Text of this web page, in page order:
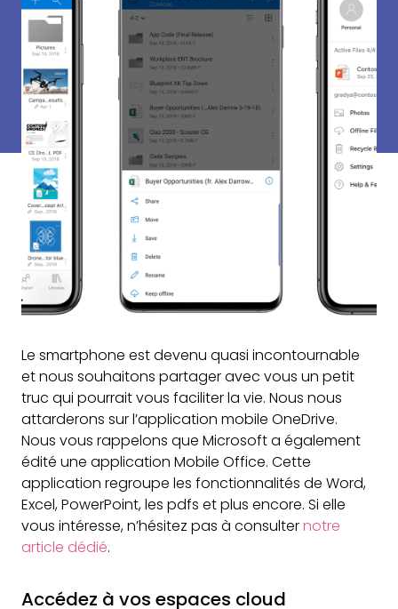
Le smartphone est devenu quasi incontournable
et nous souhaitons partager avec vous un petit
truc qui pourrait vous faciliter la vie. Nous nous
attarderons sur l’application mobile OneDrive.
Nous vous rappelons que Microsoft a également
édité une application Mobile Office. Cette
application regroupe les fonctionnalités de Word,
Excel, PowerPoint, les pdfs et plus encore. Si elle
vous intéresse, n’hésitez pas à consulternotre
article dédié.
Accédez à vos espaces cloud